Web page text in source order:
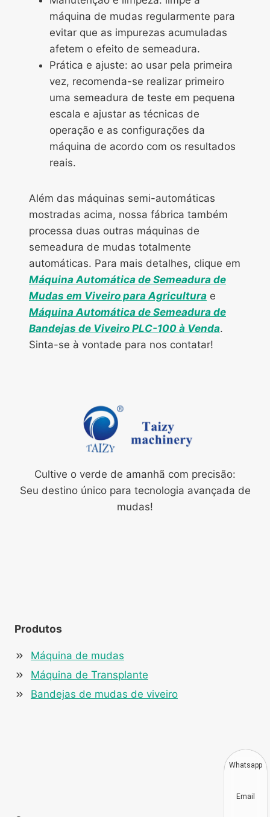
máquina de mudas regularmente para
evitar que as impurezas acumuladas
afetem o efeito de semeadura.
Prática e ajuste: ao usar pela primeira
vez, recomenda-se realizar primeiro
uma semeadura de teste em pequena
escala e ajustar as técnicas de
operação e as configurações da
máquina de acordo com os resultados
reais.
Além das máquinas semi-automáticas
mostradas acima, nossa fábrica também
processa duas outras máquinas de
semeadura de mudas totalmente
automáticas. Para mais detalhes, clique em
Máquina Automática de Semeadura de
Mudas em Viveiro para Agricultura e
Máquina Automática de Semeadura de
Bandejas de Viveiro PLC-100 à Venda.
Sinta-se à vontade para nos contatar!
Cultive o verde de amanhã com precisão:
Seu destino único para tecnologia avançada de
mudas!
Produtos
Máquina de mudas
Máquina de Transplante
Bandejas de mudas de viveiro
Whatsapp
Email